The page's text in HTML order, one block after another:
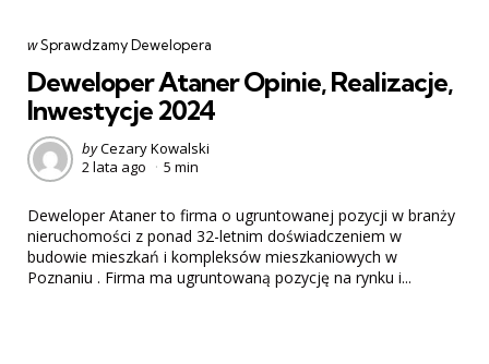
Categories
post
wSprawdzamy Dewelopera
Deweloper Ataner Opinie, Realizacje,
Inwestycje 2024
Posted
by
byCezary Kowalski
2 lata ago
5 min
Deweloper Ataner to firma o ugruntowanej pozycji w branży
nieruchomości z ponad 32-letnim doświadczeniem w
budowie mieszkań i kompleksów mieszkaniowych w
Poznaniu . Firma ma ugruntowaną pozycję na rynku i...